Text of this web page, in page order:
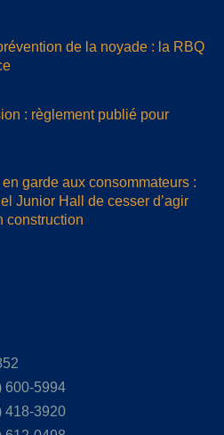
de la noyade : la RBQ
: règlement publié pour
garde aux consommateurs :
Junior Hall de cesser d’agir
construction
600-5994
418-3920